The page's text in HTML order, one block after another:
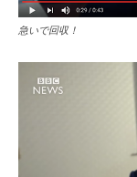
急いで回収！